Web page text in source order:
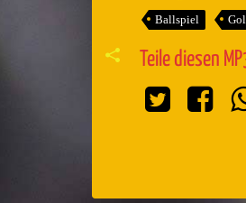
Ballspiel
Teile diesen